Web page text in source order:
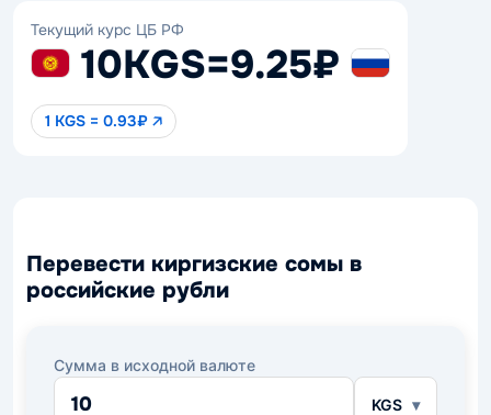
Текущий курс ЦБ РФ
10KGS=9.25₽
1 KGS = 0.93₽ 🡥
Перевести киргизские сомы в
российские рубли
Сумма в исходной валюте
KGS